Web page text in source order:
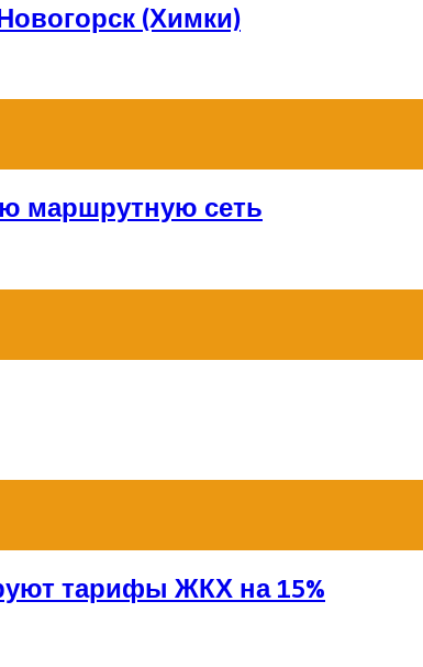
(Химки)
маршрутную сеть
тарифы ЖКХ на 15%